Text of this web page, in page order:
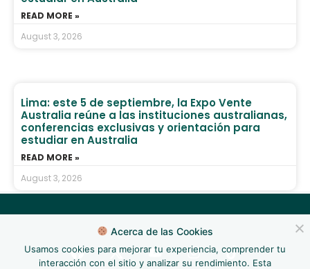
READ MORE »
August 3, 2026
Lima: este 5 de septiembre, la Expo Vente
Australia reúne a las instituciones australianas,
conferencias exclusivas y orientación para
estudiar en Australia
READ MORE »
August 3, 2026
Acerca de las Cookies
Usamos cookies para mejorar tu experiencia, comprender tu
interacción con el sitio y analizar su rendimiento. Esta